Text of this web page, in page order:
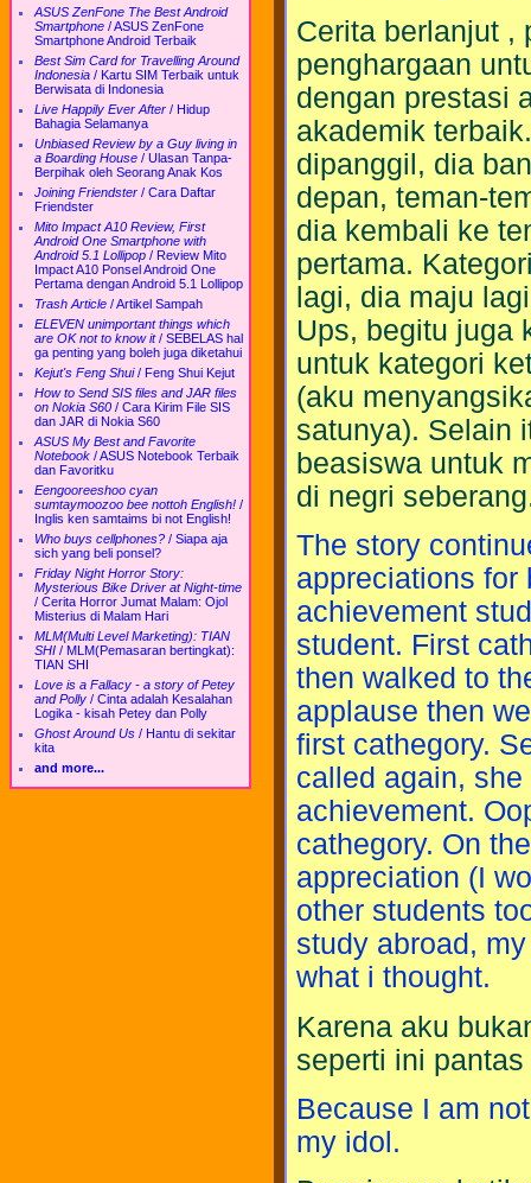
ASUS ZenFone The Best Android
Smartphone /ASUS ZenFone
Smartphone Android Terbaik
Best Sim Card for Travelling Around
Indonesia / Kartu SIM Terbaik untuk
Berwisata di Indonesia
Live Happily Ever After / Hidup
Bahagia Selamanya
Unbiased Review by a Guy living in
a Boarding House / Ulasan Tanpa-
Berpihak oleh Seorang Anak Kos
Joining Friendster / Cara Daftar
Friendster
Mito Impact A10 Review, First
Android One Smartphone with
Android 5.1 Lollipop / Review Mito
Impact A10 Ponsel Android One
Pertama dengan Android 5.1 Lollipop
Trash Article /Artikel Sampah
ELEVEN unimportant things which
are OK not to know it/ SEBELAS hal
ga penting yang boleh juga diketahui
Kejut's Feng Shui/ Feng Shui Kejut
How to Send SIS files and JAR files
on Nokia S60 / Cara Kirim File SIS
dan JAR di Nokia S60
ASUS My Best and Favorite
Notebook /ASUS Notebook Terbaik
dan Favoritku
Eengooreeshoo cyan
sumtaymoozoo bee nottoh English! /
Inglis ken samtaims bi not English!
Who buys cellphones? / Siapa aja
sich yang beli ponsel?
Friday Night Horror Story:
Mysterious Bike Driver at Night-time
/ Cerita Horror Jumat Malam: Ojol
Misterius di Malam Hari
MLM(Multi Level Marketing): TIAN
SHI / MLM(Pemasaran bertingkat):
TIAN SHI
Love is a Fallacy - a story of Petey
and Polly / Cinta adalah Kesalahan
Logika - kisah Petey dan Polly
Ghost Around Us / Hantu di sekitar
kita
and more...
Cerita berlanjut ,
penghargaan
dengan prestasi
akademik
dipanggil, dia
depan, teman-
dia kembali ke
pertama.
lagi, dia maju
Ups, begitu juga
untuk kategori
(aku
satunya). Selain
beasiswa untuk
di negri
The story
appreciations for
achievement
student. First
then walked to
applause then
first cathegory.
called again,
achievement.
cathegory. On
appreciation (I
other students
study abroad,
what i thought.
Karena aku
seperti ini
Because I am
my idol.